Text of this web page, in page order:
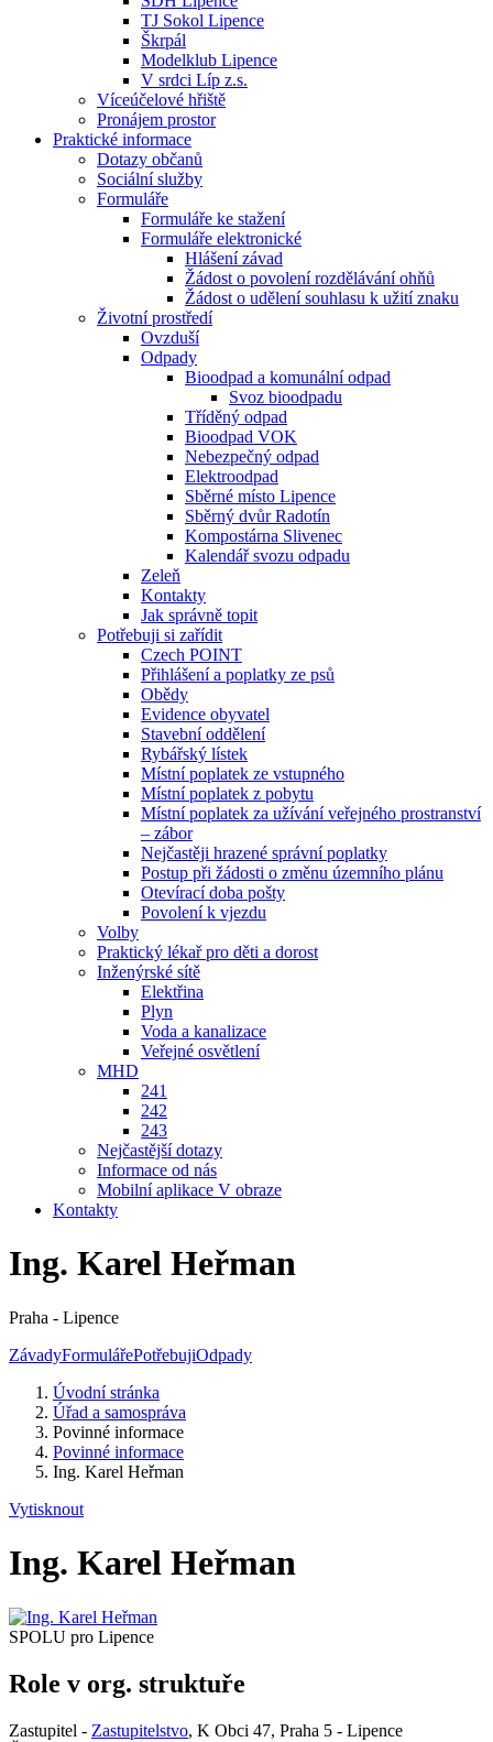
TJ Sokol Lipence
Škrpál
Modelklub Lipence
V srdci Líp z.s.
Víceúčelové hřiště
Pronájem prostor
Praktické informace
Dotazy občanů
Sociální služby
Formuláře
Formuláře ke stažení
Formuláře elektronické
Hlášení závad
Žádost o povolení rozdělávání ohňů
Žádost o udělení souhlasu k užití znaku
Životní prostředí
Ovzduší
Odpady
Bioodpad a komunální odpad
Svoz bioodpadu
Tříděný odpad
Bioodpad VOK
Nebezpečný odpad
Elektroodpad
Sběrné místo Lipence
Sběrný dvůr Radotín
Kompostárna Slivenec
Kalendář svozu odpadu
Zeleň
Kontakty
Jak správně topit
Potřebuji si zařídit
Czech POINT
Přihlášení a poplatky ze psů
Obědy
Evidence obyvatel
Stavební oddělení
Rybářský lístek
Místní poplatek ze vstupného
Místní poplatek z pobytu
Místní poplatek za užívání veřejného prostranství
– zábor
Nejčastěji hrazené správní poplatky
Postup při žádosti o změnu územního plánu
Otevírací doba pošty
Povolení k vjezdu
Volby
Praktický lékař pro děti a dorost
Inženýrské sítě
Elektřina
Plyn
Voda a kanalizace
Veřejné osvětlení
MHD
241
242
243
Nejčastější dotazy
Informace od nás
Mobilní aplikace V obraze
Kontakty
Ing. Karel Heřman
Praha - Lipence
ZávadyFormulářePotřebujiOdpady
Úvodní stránka
Úřad a samospráva
Povinné informace
Povinné informace
Ing. Karel Heřman
Vytisknout
Ing. Karel Heřman
SPOLU pro Lipence
Role v org. struktuře
Zastupitel - Zastupitelstvo, K Obci 47, Praha 5 - Lipence